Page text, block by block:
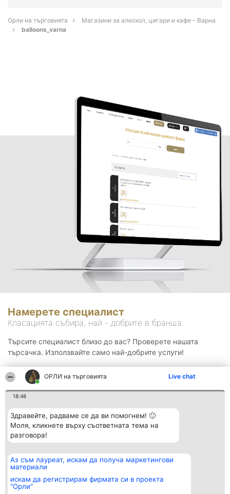
ОРЛИ на търговията Live chat
18:48
Здравейте, радваме се да ви помогнем! 🙂
Моля, кликнете върху съответната тема на
разговора!
Аз съм лауреат, искам да получа маркетингови
материали
искам да регистрирам фирмата си в проекта
"Орли"
Орли на търговията
Магазини за алкохол, цигари и кафе - Варна
balloons_varna
Намерете специалист
Класацията събира, най - добрите в бранша.
Търсите специалист близо до вас? Проверете нашата
търсачка. Използвайте само най-добрите услуги!
Организатор на
класиране
BulevardulAleea Timișul De
Sus Nr. 2, Bl. A30, Sc. A, Et.
Класация
всички
Контакти